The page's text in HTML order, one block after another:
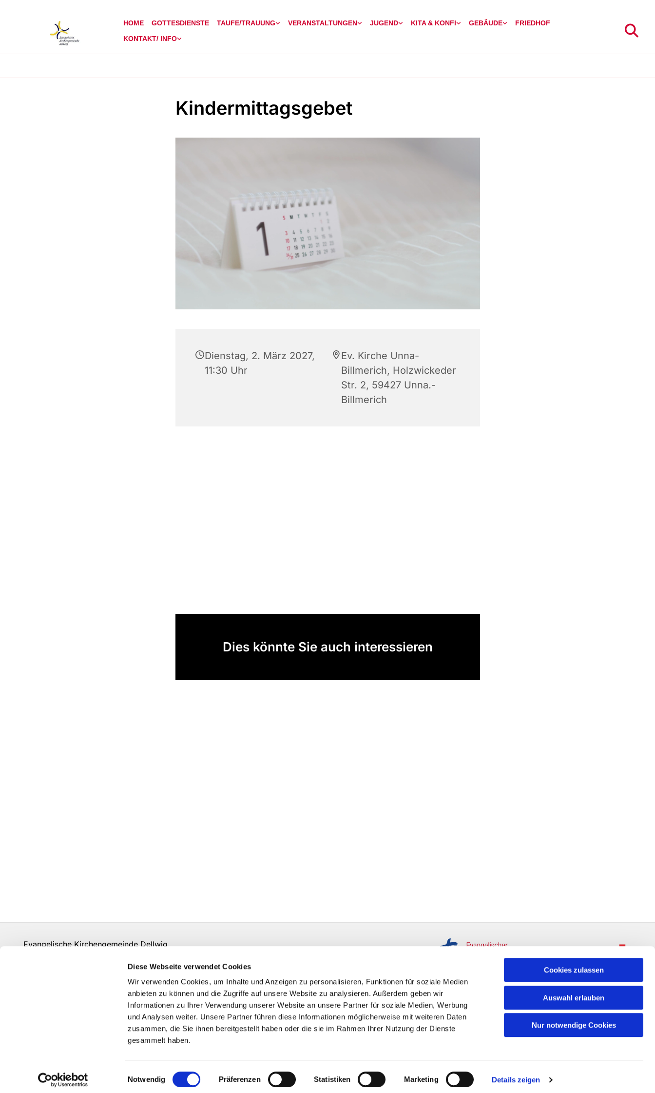
Diese Webseite verwendet Cookies
Wir verwenden Cookies, um Inhalte und Anzeigen zu personalisieren, Funktionen für soziale Medien
anbieten zu können und die Zugriffe auf unsere Website zu analysieren. Außerdem geben wir
Informationen zu Ihrer Verwendung unserer Website an unsere Partner für soziale Medien, Werbung
und Analysen weiter. Unsere Partner führen diese Informationen möglicherweise mit weiteren Daten
zusammen, die Sie ihnen bereitgestellt haben oder die sie im Rahmen Ihrer Nutzung der Dienste
gesammelt haben.
Einwilligungsauswahl
Notwendig Präferenzen Statistiken Marketing Details zeigen
Cookies zulassen
Auswahl erlauben
Nur notwendige Cookies
HOME GOTTESDIENSTE TAUFE/TRAUUNG VERANSTALTUNGEN JUGEND KITA & KONFI GEBÄUDE
FRIEDHOF
KONTAKT/ INFO
Kindermittagsgebet
Dienstag, 2. März 2027,
11:30 Uhr
Ev. Kirche Unna-
Billmerich, Holzwickeder
Str. 2, 59427 Unna.-
Billmerich
Dies könnte Sie auch interessieren
Evangelische Kirchengemeinde Dellwig
Grundsätze der Datenverarbeitung